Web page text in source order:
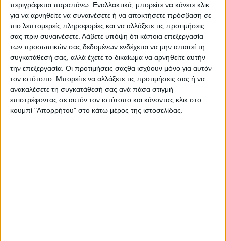
περιγράφεται παραπάνω. Εναλλακτικά, μπορείτε να κάνετε κλικ
για να αρνηθείτε να συναινέσετε ή να αποκτήσετε πρόσβαση σε
πιο λεπτομερείς πληροφορίες και να αλλάξετε τις προτιμήσεις
σας πριν συναινέσετε. Λάβετε υπόψη ότι κάποια επεξεργασία
των προσωπικών σας δεδομένων ενδέχεται να μην απαιτεί τη
συγκατάθεσή σας, αλλά έχετε το δικαίωμα να αρνηθείτε αυτήν
την επεξεργασία. Οι προτιμήσεις σαςθα ισχύουν μόνο για αυτόν
τον ιστότοπο. Μπορείτε να αλλάξετε τις προτιμήσεις σας ή να
ανακαλέσετε τη συγκατάθεσή σας ανά πάσα στιγμή
επιστρέφοντας σε αυτόν τον ιστότοπο και κάνοντας κλικ στο
κουμπί "Απορρήτου" στο κάτω μέρος της ιστοσελίδας.